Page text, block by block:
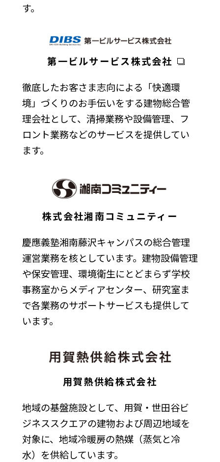
す。
第一ビルサービス株式会社
徹底したお客さま志向による「快適環
境」づくりのお手伝いをする建物総合管
理会社として、清掃業務や設備管理、フ
ロント業務などのサービスを提供してい
ます。
株式会社湘南コミュニティー
慶應義塾湘南藤沢キャンパスの総合管理
運営業務を核としています。建物設備管理
や保安管理、環境衛生にとどまらず学校
事務室からメディアセンター、研究室ま
で各業務のサポートサービスも提供して
います。
用賀熱供給株式会社
地域の基盤施設として、用賀・世田谷ビ
ジネススクエアの建物および周辺地域を
対象に、地域冷暖房の熱媒（蒸気と冷
水）を供給しています。